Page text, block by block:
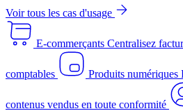
Voir tous les cas d'usage
E-commerçants Centralisez
comptables Produits numériques
contenus vendus en toute conformité